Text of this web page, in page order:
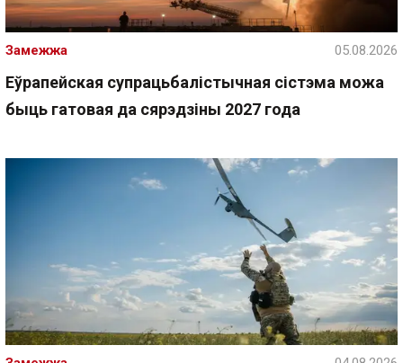
Еўрапейская супрацьбалістычная сістэма можа
быць гатовая да сярэдзіны 2027 года
Замежжа 05.08.2026